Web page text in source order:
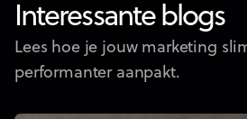
Interessante blogs
Lees hoe je jouw marketing
performanter aanpakt.